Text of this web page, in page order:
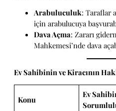
Arabuluculuk: Taraflar
için arabulucuya
Dava Açma: Zararı
Mahkemesi’nde dava
Ev Sahibinin ve Kiracının
Konu
Ev